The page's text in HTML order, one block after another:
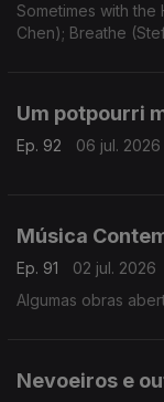
Sometimes with the
Chen); Breathe
Um potpourri
Ep. 92 06 jul. 2026
Música
Ep. 91
02 jul. 2026
Algumas obras
Nevoeiros e